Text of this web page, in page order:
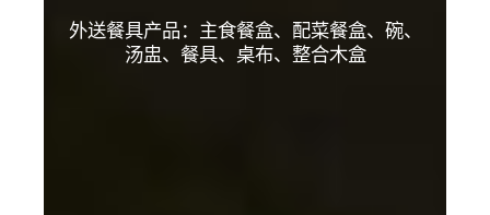
外送餐具产品：主食餐盒、配菜餐盒、碗、
汤盅、餐具、桌布、整合木盒